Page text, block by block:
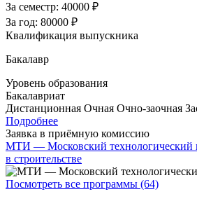
За семестр: 40000 ₽
За год: 80000 ₽
Квалификация выпускника
Бакалавр
Уровень образования
Бакалавриат
Дистанционная Очная Очно-заочная
Подробнее
Заявка в приёмную комиссию
МТИ — Московский технологический
в строительстве
Посмотреть все программы (64)